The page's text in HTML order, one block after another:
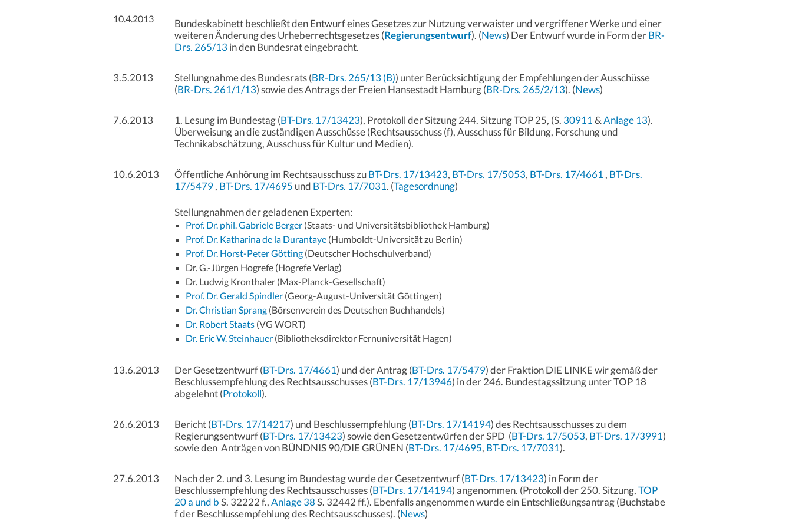
10.4.2013
Bundeskabinett beschließt den Entwurf eines Gesetzes zur Nutzung verwaister und vergriffener Werke und einer
weiteren Änderung des Urheberrechtsgesetzes (Regierungsentwurf). (News) Der Entwurf wurde in Form derBR-
Drs. 265/13 in den Bundesrat eingebracht.
3.5.2013 Stellungnahme des Bundesrats (BR-Drs. 265/13 (B)) unter Berücksichtigung der Empfehlungen der Ausschüsse
(BR-Drs. 261/1/13) sowie des Antrags der Freien Hansestadt Hamburg (BR-Drs. 265/2/13). (News)
7.6.2013 1. Lesung im Bundestag (BT-Drs. 17/13423), Protokoll der Sitzung 244. Sitzung TOP 25, (S. 30911&Anlage 13).
Überweisung an die zuständigen Ausschüsse (Rechtsausschuss (f), Ausschuss für Bildung, Forschung und
Technikabschätzung, Ausschuss für Kultur und Medien).
10.6.2013 Öffentliche Anhörung im Rechtsausschuss zuBT-Drs. 17/13423, BT-Drs. 17/5053, BT-Drs. 17/4661 , BT-Drs.
17/5479, BT-Drs. 17/4695 und BT-Drs. 17/7031. (Tagesordnung)
Stellungnahmen der geladenen Experten:
Prof. Dr. phil. Gabriele Berger (Staats- und Universitätsbibliothek Hamburg)
Prof. Dr. Katharina de la Durantaye (Humboldt-Universität zu Berlin)
Prof. Dr. Horst-Peter Götting (Deutscher Hochschulverband)
Dr. G.-Jürgen Hogrefe (Hogrefe Verlag)
Dr. Ludwig Kronthaler (Max-Planck-Gesellschaft)
Prof. Dr. Gerald Spindler (Georg-August-Universität Göttingen)
Dr. Christian Sprang (Börsenverein des Deutschen Buchhandels)
Dr. Robert Staats (VG WORT)
Dr. Eric W. Steinhauer (Bibliotheksdirektor Fernuniversität Hagen)
13.6.2013 Der Gesetzentwurf (BT-Drs. 17/4661) und der Antrag (BT-Drs. 17/5479) der Fraktion DIE LINKE wir gemäß der
Beschlussempfehlung des Rechtsausschusses (BT-Drs. 17/13946) in der 246. Bundestagssitzung unter TOP 18
abgelehnt (Protokoll).
26.6.2013 Bericht (BT-Drs. 17/14217) und Beschlussempfehlung (BT-Drs. 17/14194) des Rechtsausschusses zu dem
Regierungsentwurf (BT-Drs. 17/13423) sowie den Gesetzentwürfen der SPD (BT-Drs. 17/5053, BT-Drs. 17/3991)
sowie den Anträgen von BÜNDNIS 90/DIE GRÜNEN (BT-Drs. 17/4695, BT-Drs. 17/7031).
27.6.2013 Nach der 2. und 3. Lesung im Bundestag wurde der Gesetzentwurf (BT-Drs. 17/13423) in Form der
Beschlussempfehlung des Rechtsausschusses (BT-Drs. 17/14194) angenommen. (Protokoll der 250. Sitzung,TOP
20 a und bS. 32222 f.,Anlage 38S. 32442 ff.). Ebenfalls angenommen wurde ein Entschließungsantrag (Buchstabe
f der Beschlussempfehlung des Rechtsausschusses). (News)